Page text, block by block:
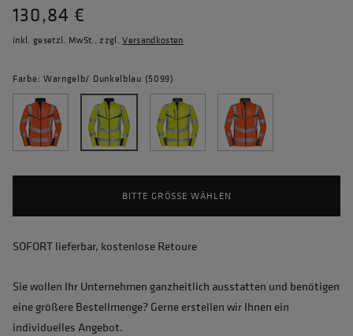
130,84 €
inkl. gesetzl. MwSt., zzgl.Versandkosten
Farbe: Warngelb/ Dunkelblau (5099)
BITTE GRÖSSE WÄHLEN
SOFORT lieferbar, kostenlose Retoure
Sie wollen Ihr Unternehmen ganzheitlich ausstatten und benötigen
eine größere Bestellmenge? Gerne erstellen wir Ihnen ein
individuelles Angebot.